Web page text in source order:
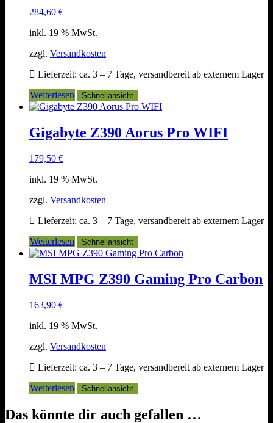
284,60 €
inkl. 19 % MwSt.
zzgl. Versandkosten
Lieferzeit: ca. 3 – 7 Tage, versandbereit ab externem Lager
Weiterlesen
Schnellansicht
Gigabyte Z390 Aorus Pro WIFI
179,50 €
inkl. 19 % MwSt.
zzgl. Versandkosten
Lieferzeit: ca. 3 – 7 Tage, versandbereit ab externem Lager
Weiterlesen
Schnellansicht
MSI MPG Z390 Gaming Pro Carbon
163,90 €
inkl. 19 % MwSt.
zzgl. Versandkosten
Lieferzeit: ca. 3 – 7 Tage, versandbereit ab externem Lager
Weiterlesen
Schnellansicht
Das könnte dir auch gefallen …